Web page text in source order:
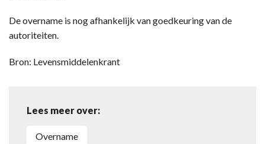
De overname is nog afhankelijk van goedkeuring van de
autoriteiten.
Bron: Levensmiddelenkrant
Lees meer over:
overname